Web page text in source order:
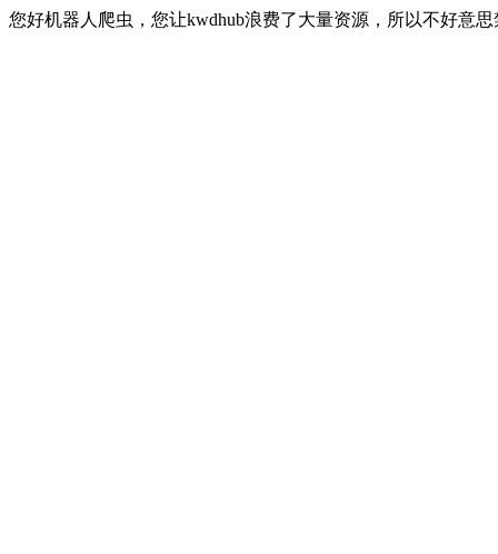
您好机器人爬虫，您让kwdhub浪费了大量资源，所以不好意